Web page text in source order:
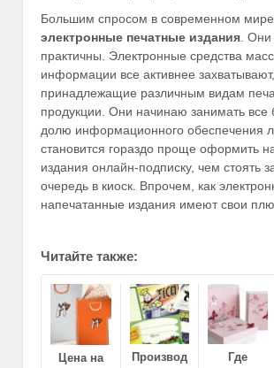
Большим спросом в современном мире
электронные печатные издания .
практичны. Электронные средства
информации все активнее
принадлежащие различным видам
продукции. Они начинаю занимать все
долю информационного обеспечения
становится гораздо проще оформить
издания онлайн-подписку, чем стоять
очередь в киоск. Впрочем, как
напечатанные издания имеют свои
Читайте также:
Цена на
Производ
Где